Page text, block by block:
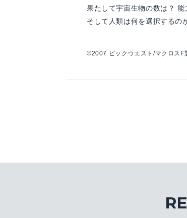
果たして宇宙生物の数は？ 能
そして人類は何を選択する
©2007 ビックウエスト/マクロスF